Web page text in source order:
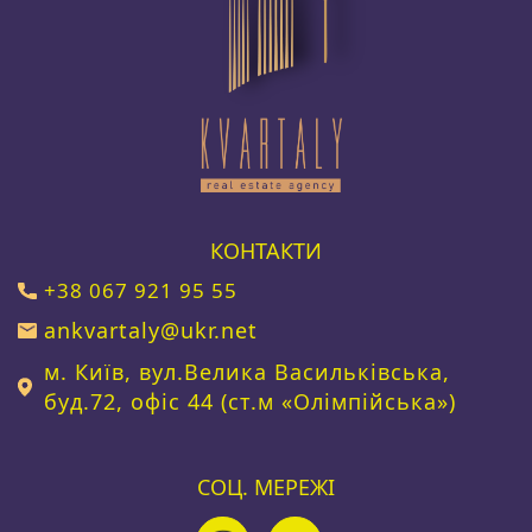
КОНТАКТИ
+38 067 921 95 55
ankvartaly@ukr.net
м. Київ, вул.Велика Васильківська,
буд.72, офіс 44 (ст.м «Олімпійська»)
СОЦ. МЕРЕЖІ